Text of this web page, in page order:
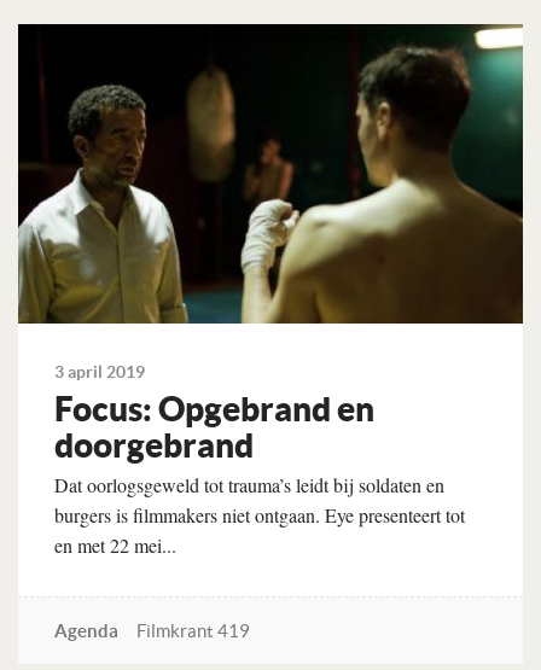
Lees verder
3 april 2019
Focus: Opgebrand en
doorgebrand
Dat oorlogsgeweld tot trauma’s leidt bij soldaten en
burgers is filmmakers niet ontgaan. Eye presenteert tot
en met 22 mei...
Agenda Filmkrant 419